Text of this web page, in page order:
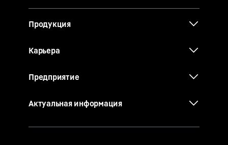
Продукция
Карьера
Предприятие
Актуальная информация